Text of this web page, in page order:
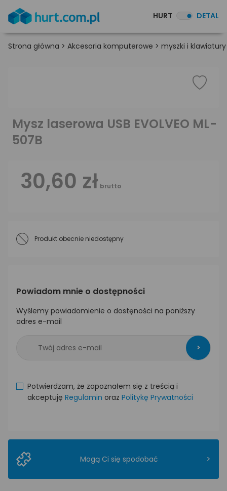
HURT DETAL
Strona główna > Akcesoria komputerowe > myszki i klawiatury
Mysz laserowa USB EVOLVEO ML-
507B
30,60 zł brutto
Produkt obecnie niedostępny
Powiadom mnie o dostępności
Wyślemy powiadomienie o dostęności na poniższy
adres e-mail
>
Potwierdzam, że zapoznałem się z treścią i
akceptuję Regulamin oraz Politykę Prywatności
Mogą Ci się spodobać >